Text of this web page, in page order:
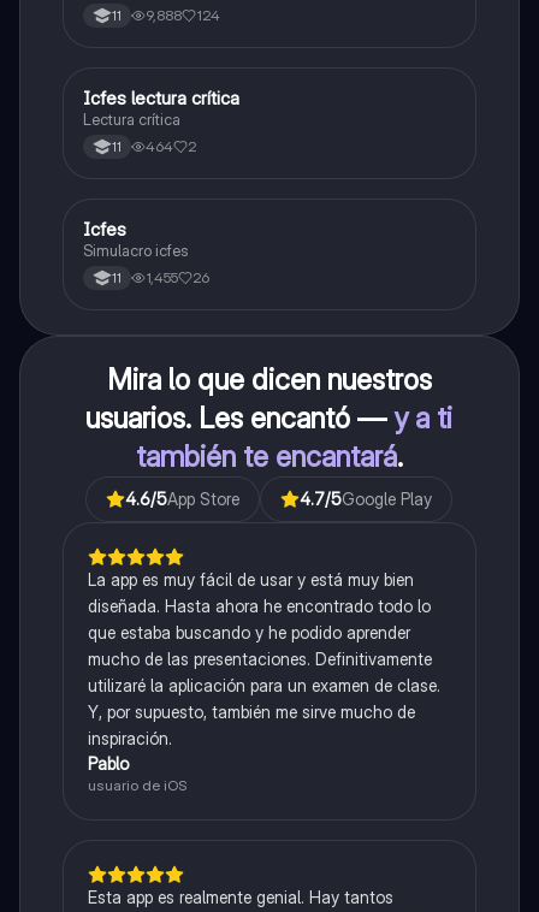
poder ingresar a universidad, y estudiar aquella
carrera con la que tanto sueñas.
11 9,888 124
Lengua Castellana
Icfes lectura crítica
Lectura crítica
11 464 2
ICFES: Sociales y Ciudadanas
Icfes
Simulacro icfes
11 1,455 26
Mira lo que dicen nuestros
usuarios. Les encantó —y a ti
también te encantará.
4.6/5App Store 4.7/5Google Play
La app es muy fácil de usar y está muy bien
diseñada. Hasta ahora he encontrado todo lo
que estaba buscando y he podido aprender
mucho de las presentaciones. Definitivamente
utilizaré la aplicación para un examen de clase.
Y, por supuesto, también me sirve mucho de
inspiración.
Pablo
usuario de iOS
Esta app es realmente genial. Hay tantos